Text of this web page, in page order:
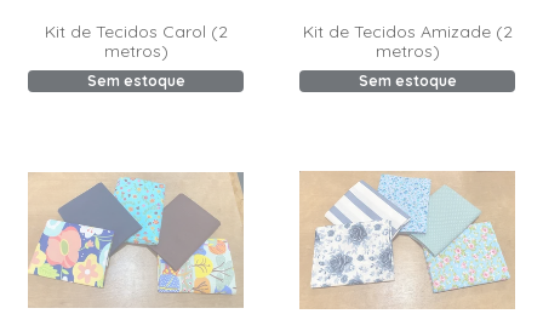
Kit de Tecidos Carol (2
metros)
Sem estoque
Kit de Tecidos Amizade (2
metros)
Sem estoque